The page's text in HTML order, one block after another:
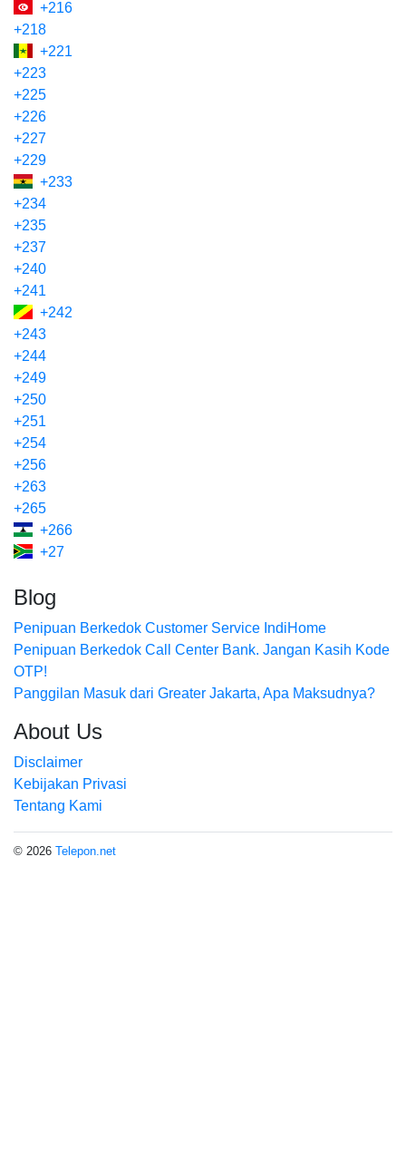
+216
+218
+221
+223
+225
+226
+227
+229
+233
+234
+235
+237
+240
+241
+242
+243
+244
+249
+250
+251
+254
+256
+263
+265
+266
+27
Blog
Penipuan Berkedok Customer Service IndiHome
Penipuan Berkedok Call Center Bank. Jangan Kasih Kode
OTP!
Panggilan Masuk dari Greater Jakarta, Apa Maksudnya?
About Us
Disclaimer
Kebijakan Privasi
Tentang Kami
© 2026 Telepon.net